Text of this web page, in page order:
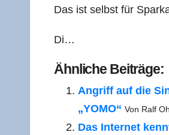
Das ist selbst für
Di…
Ähn­li­che Beiträge:
Angriff auf die
„YOMO“ Von Ralf
Das Inter­net